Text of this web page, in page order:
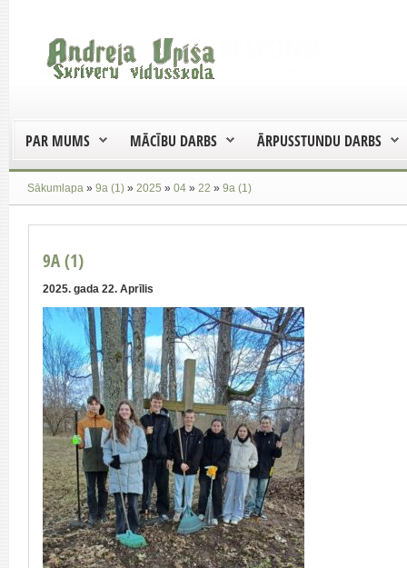
PAR MUMS MĀCĪBU DARBS ĀRPUSSTUNDU DARBS
Sākumlapa » 9a (1) » 2025 » 04 » 22 » 9a (1)
9A (1)
2025. gada 22. Aprīlis